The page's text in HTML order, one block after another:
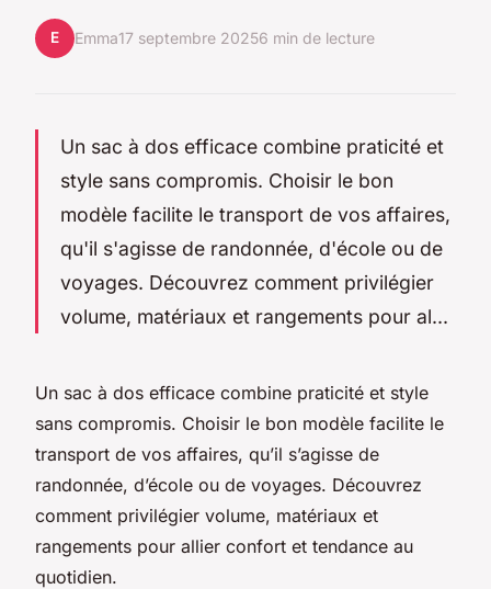
E Emma17 septembre 20256 min de lecture
Un sac à dos efficace combine praticité et
style sans compromis. Choisir le bon
modèle facilite le transport de vos affaires,
qu'il s'agisse de randonnée, d'école ou de
voyages. Découvrez comment privilégier
volume, matériaux et rangements pour al...
Un sac à dos efficace combine praticité et style
sans compromis. Choisir le bon modèle facilite le
transport de vos affaires, qu’il s’agisse de
randonnée, d’école ou de voyages. Découvrez
comment privilégier volume, matériaux et
rangements pour allier confort et tendance au
quotidien.